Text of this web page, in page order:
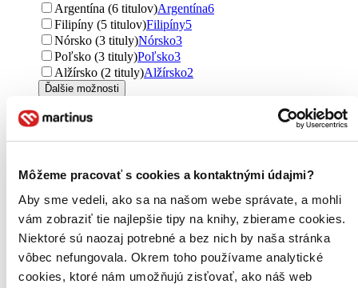
Môžeme pracovať s cookies a kontaktnými údajmi?
Aby sme vedeli, ako sa na našom webe správate, a mohli
vám zobraziť tie najlepšie tipy na knihy, zbierame cookies.
Niektoré sú naozaj potrebné a bez nich by naša stránka
vôbec nefungovala. Okrem toho používame analytické
cookies, ktoré nám umožňujú zisťovať, ako náš web
Argentína (6 titulov)Argentína6
Filipíny (5 titulov)Filipíny5
Nórsko (3 tituly)Nórsko3
Poľsko (3 tituly)Poľsko3
Alžírsko (2 tituly)Alžírsko2
Ďalšie možnosti
Útvar
poviedky (10 titulov)
Podžáner
fantasy (92 titulov)fantasy
thrillery (29 titulov)
thrillery
dark fantasy (21 titulov) dark fantasy 21
dystopický (18 titulov) dystopický18
magický realizmus (16 titulov)magický realizmus16